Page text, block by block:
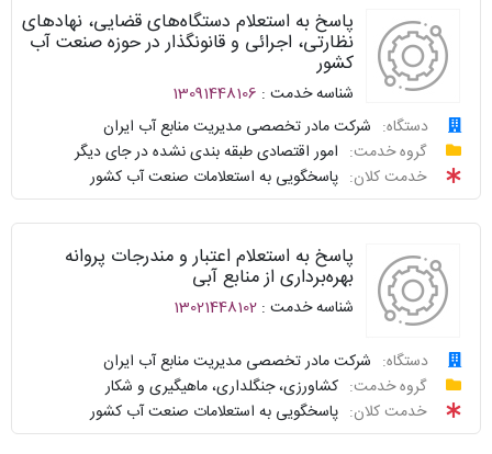
نظرسنجی
سوالات
متداول
سامانه
خدمات
دولت
واحد
پاسخگو
نحوه
توافقنامه
نظرسنجی
سوالات
سامانه
خدمات
دولت
پاسخ به استعلام دستگاه‌های قضایی، نهادهای
نظارتی، اجرائی و قانونگذار در حوزه صنعت آب
کشور
شناسه خدمت : 13091448106
دستگاه:
شرکت مادر تخصصی مدیریت منابع آب ایران
گروه خدمت:
امور اقتصادی طبقه بندی نشده در جای دیگر
خدمت کلان:
پاسخگویی به استعلامات صنعت آب کشور
درخواست
پیگیری
واحد
پاسخگو
توافقنامه
پاسخ به استعلام اعتبار و مندرجات پروانه
بهره‌برداری از منابع آبی
شناسه خدمت : 13021448102
دستگاه:
شرکت مادر تخصصی مدیریت منابع آب ایران
گروه خدمت:
کشاورزی، جنگلداری، ماهیگیری و شکار
خدمت کلان:
پاسخگویی به استعلامات صنعت آب کشور
درخواست
پیگیری